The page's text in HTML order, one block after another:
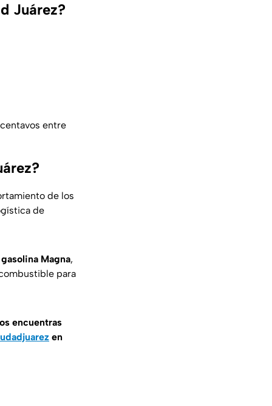
Juárez?
entre
de los
de
gasolina Magna,
para
encuentras
en